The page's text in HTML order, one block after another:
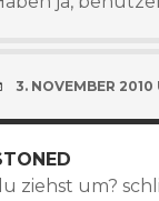
3. NOVEMBER
ziehst um?